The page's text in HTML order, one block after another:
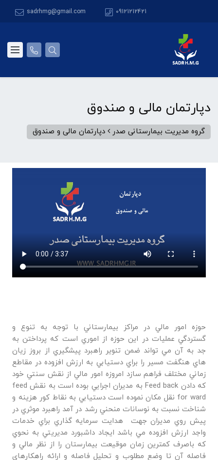
09121212421
sadrhmg@gmail.com
دپارتمان مالی و صندوق
گروه مدیریت بیمارستانی صدر دپارتمان مالی و صندوق
حوزه امور مالي در مراكز بيمارستاني با توجه به تنوع و
گستردگي عمليات در اين حوزه از اموري است كه پرداختن به
جد به آن مي تواند ضمن تنوير راهبرد پيشگيري از بروز زيان
هاي هنگفت مسير را براي دستيابي به ارزش افزوده در مقاطع
زماني مختلف فراهم سازد امروزه امور مالي از نقش سنتي خود
كه دادن Feed back به مديران اجرايي بوده است به نقش feed
for ward نقل مكان نموده است دستيابي به نقاط كور هزينه و
شناخت نسبت به نوسانات منحني رشد در آمد راهبرد موثري در
پيش روي مديران جهت هدايت سرمايه گذاري براي خدمات
واجد ارزش افزوده مي باشد ايجاد داشبورد مديريتي به نحوي
كه باصرف كمترين زمان موقيعت بيمارستان را از نظر مالي و
فاصله آن تا وضع مطلوب و تحليل فاصله و ارائه راهكارهاي